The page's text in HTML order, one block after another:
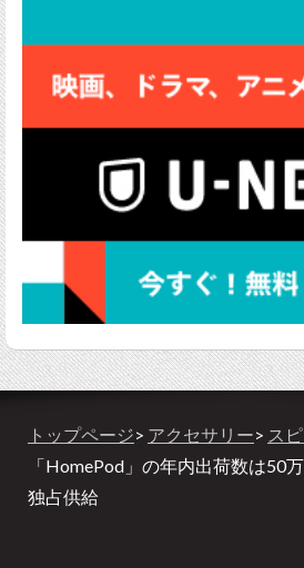
トップページ> アクセサリー> ス
「HomePod」の年内出荷数は50
独占供給